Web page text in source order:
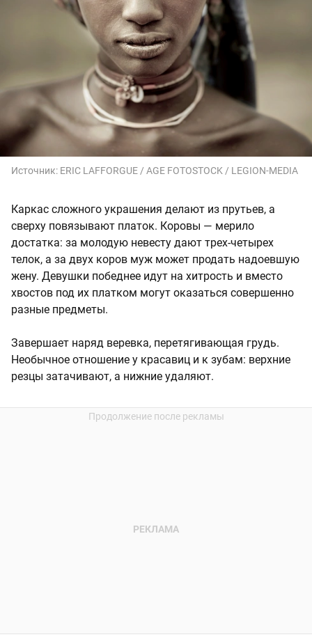
Источник: ERIC LAFFORGUE / AGE FOTOSTOCK / LEGION-MEDIA
Каркас сложного украшения делают из прутьев, а
сверху повязывают платок. Коровы — мерило
достатка: за молодую невесту дают трех-четырех
телок, а за двух коров муж может продать надоевшую
жену. Девушки победнее идут на хитрость и вместо
хвостов под их платком могут оказаться совершенно
разные предметы.
Завершает наряд веревка, перетягивающая грудь.
Необычное отношение у красавиц и к зубам: верхние
резцы затачивают, а нижние удаляют.